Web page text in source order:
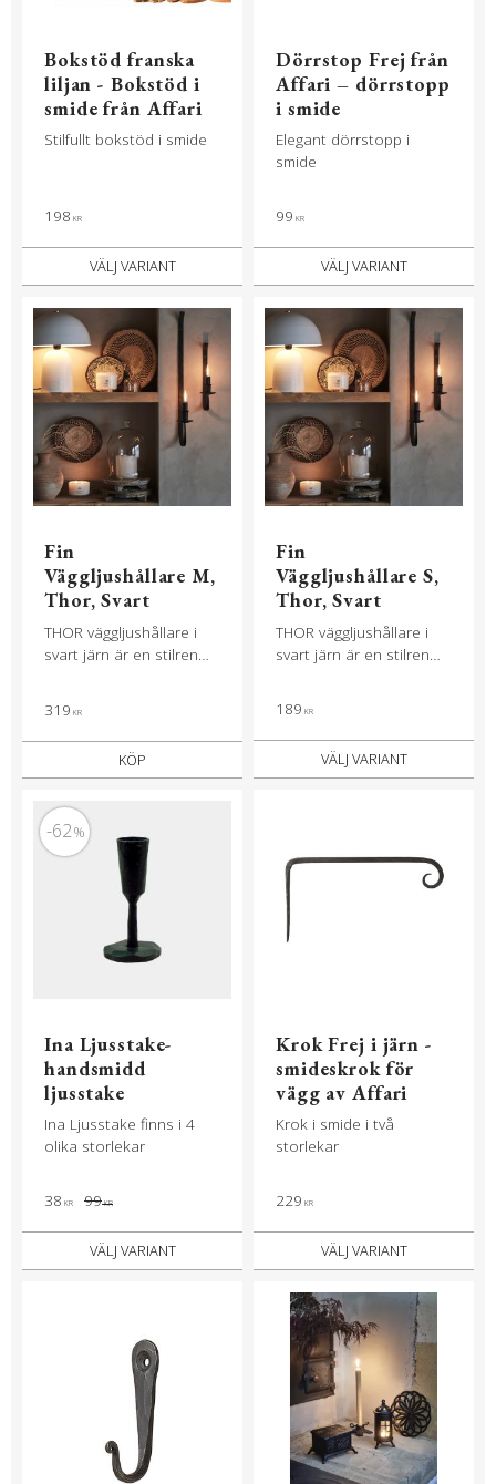
Bokstöd franska
liljan - Bokstöd i
smide från Affari
Stilfullt bokstöd i smide
198 KR
Dörrstop Frej från
Affari – dörrstopp
i smide
Elegant dörrstopp i
smide
99 KR
Fin
Väggljushållare M,
Thor, Svart
THOR väggljushållare i
svart järn är en stilren
böjd form som fästs på
väggen.
319 KR
KÖP
Fin
Väggljushållare S,
Thor, Svart
THOR väggljushållare i
svart järn är en stilren
böjd form som fästs på
väggen.
189 KR
Ina Ljusstake-
handsmidd
ljusstake
Ina Ljusstake finns i 4
olika storlekar
38 KR 99KR
62%
Krok Frej i järn -
smideskrok för
vägg av Affari
Krok i smide i två
storlekar
229 KR